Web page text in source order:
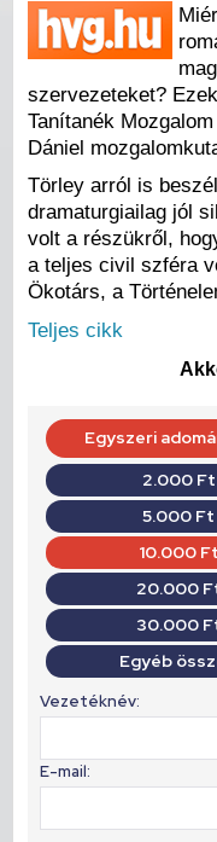
szervezeteket?
Tanítanék
Dániel
Törley arról is
dramaturgiailag jól
volt a részükről,
a teljes civil szféra
Ökotárs, a
Teljes cikk